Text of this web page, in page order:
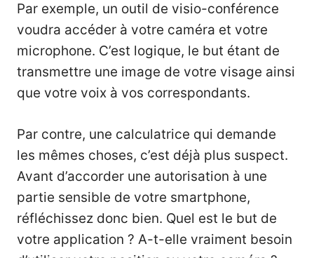
Par exemple, un outil de visio-conférence
voudra accéder à votre caméra et votre
microphone. C’est logique, le but étant de
transmettre une image de votre visage ainsi
que votre voix à vos correspondants.
Par contre, une calculatrice qui demande
les mêmes choses, c’est déjà plus suspect.
Avant d’accorder une autorisation à une
partie sensible de votre smartphone,
réfléchissez donc bien. Quel est le but de
votre application ? A-t-elle vraiment besoin